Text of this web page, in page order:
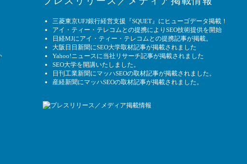
三菱東京UFJ銀行経営支援『SQUET』にヒューゴデータ掲載！
アイ・ティー・テレコムとの提携によりSEO技術提供を開始
日経MJにアイ・ティー・テレコムとの提携記事が掲載。
大阪日日新聞にSEO大学取材記事が掲載されました
Yahoo!ニュースに当社リサーチ記事が掲載されました
SEO大学を開講いたしました。
日刊工業新聞にマッハSEOの取材記事が掲載されました。
産経新聞にマッハSEOの取材記事が掲載されました。